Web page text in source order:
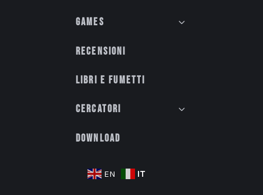
Games
Recensioni
Libri e fumetti
Cercatori
Download
EN IT